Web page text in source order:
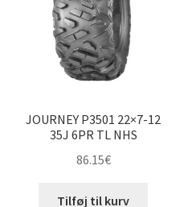
JOURNEY P3501 22×7-12
35J 6PR TL NHS
86.15€
Tilføj til kurv